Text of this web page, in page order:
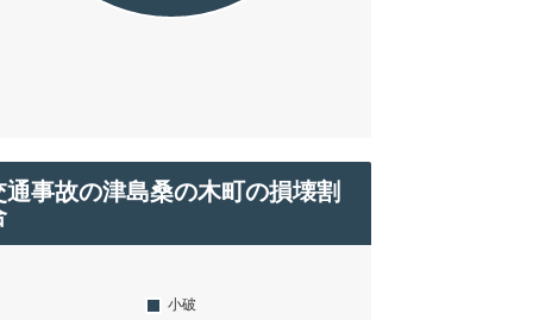
通事故の津島桑の木町の損壊割